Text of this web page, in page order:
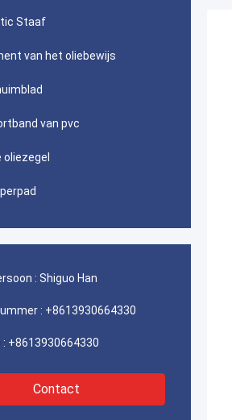
Staaf
van het oliebewijs
van pvc
oliezegel
: Shiguo Han
: +8613930664330
+8613930664330
Contact